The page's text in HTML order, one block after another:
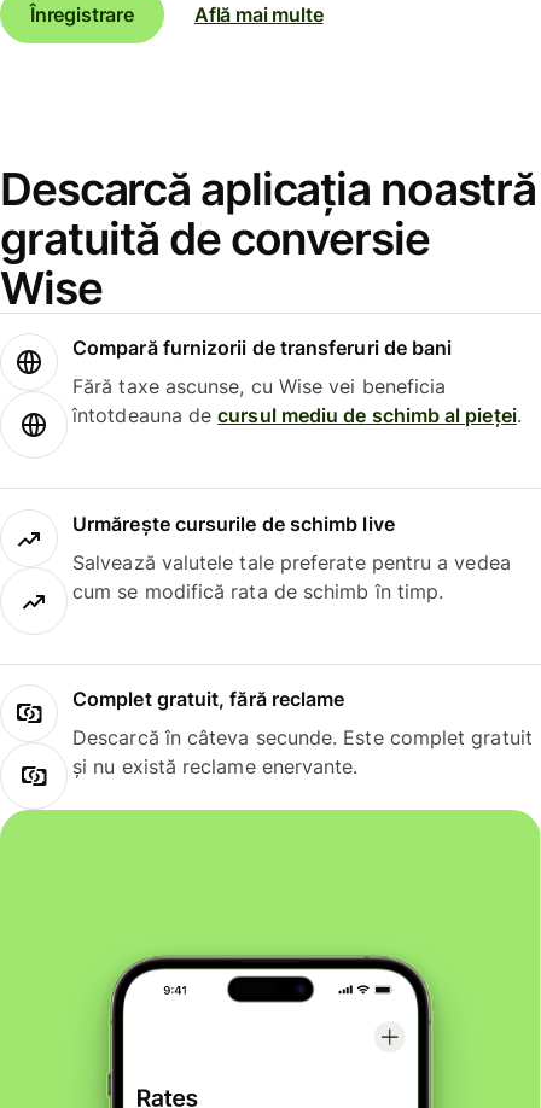
Înregistrare
Află mai multe
Descarcă aplicația noastră
gratuită de conversie
Wise
Compară furnizorii de transferuri de bani
Fără taxe ascunse, cu Wise vei beneficia
întotdeauna decursul mediu de schimb al pieței.
Urmărește cursurile de schimb live
Salvează valutele tale preferate pentru a vedea
cum se modifică rata de schimb în timp.
Complet gratuit, fără reclame
Descarcă în câteva secunde. Este complet gratuit
și nu există reclame enervante.